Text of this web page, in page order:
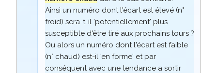
Ainsi un numéro dont l'écart est élevé (n°
froid) sera-t-il 'potentiellement' plus
susceptible d'être tiré aux prochains tours ?
Ou alors un numéro dont l'écart est faible
(n° chaud) est-il 'en forme' et par
conséquent avec une tendance a sortir